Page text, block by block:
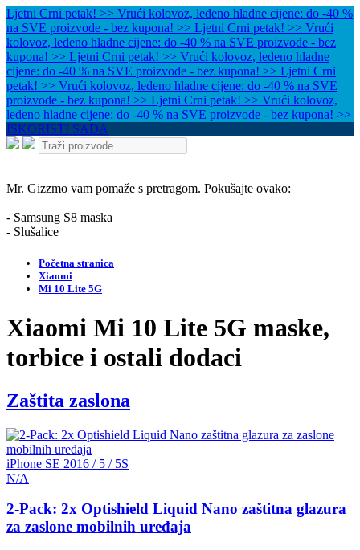
Ljetni Crni petak! >> Vrući kolovoz, ledeno hladne cijene: do -40 %
na SVE proizvode - bez kupona! >> Ljetni Crni petak! >> Vrući
kolovoz, ledeno hladne cijene: do -40 % na SVE proizvode - bez
kupona! >> Ljetni Crni petak! >> Vrući kolovoz, ledeno hladne
cijene: do -40 % na SVE proizvode - bez kupona! >> Ljetni Crni
petak! >> Vrući kolovoz, ledeno hladne cijene: do -40 % na SVE
proizvode - bez kupona! >> Ljetni Crni petak! >> Vrući kolovoz,
ledeno hladne cijene: do -40 % na SVE proizvode - bez kupona! >>
ISKORISTI SADA
Mr. Gizzmo vam pomaže s pretragom. Pokušajte ovako:
- Samsung S8 maska
- Slušalice
Početna stranica
Xiaomi
Mi 10 Lite 5G
Xiaomi Mi 10 Lite 5G maske,
torbice i ostali dodaci
Zaštita zaslona
iPhone SE 2016 / 5 / 5S
N/A
2-Pack: 2x Optishield Liquid Nano zaštitna glazura
za zaslone mobilnih uređaja